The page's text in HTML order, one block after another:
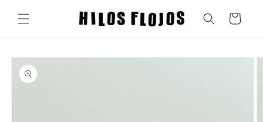
directamente
al contenido
Carrito
directamente
a la
información